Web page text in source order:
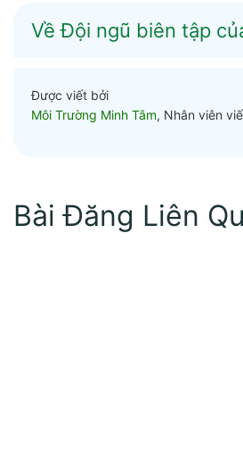
Về Đội ngũ biên tập
Được viết bởi
Môi Trường Minh Tâm, Nhân viên
Bài Đăng Liên